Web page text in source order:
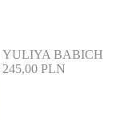
YULIYA BABICH
245,00 PLN